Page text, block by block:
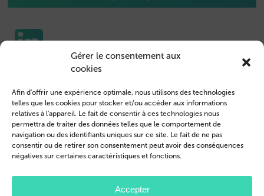
Gérer le consentement aux
cookies
Afin d'offrir une expérience optimale, nous utilisons des technologies
telles que les cookies pour stocker et/ou accéder aux informations
relatives à l'appareil. Le fait de consentir à ces technologies nous
permettra de traiter des données telles que le comportement de
navigation ou des identifiants uniques sur ce site. Le fait de ne pas
consentir ou de retirer son consentement peut avoir des conséquences
négatives sur certaines caractéristiques et fonctions.
Accepter
Housse de Tablet
Devenir revendeur
Profil de l’entreprise
Connexion des clients
Mentions légales
Conditions générales